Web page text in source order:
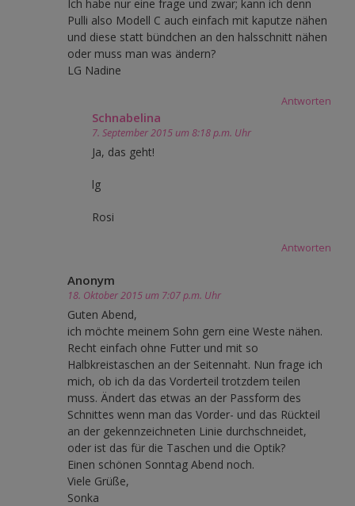
Ich habe nur eine frage und zwar; kann ich denn
Pulli also Modell C auch einfach mit kaputze nähen
und diese statt bündchen an den halsschnitt nähen
oder muss man was ändern?
LG Nadine
Antworten
Schnabelina
7. September 2015 um 8:18 p.m. Uhr
Ja, das geht!
lg
Rosi
Antworten
Anonym
18. Oktober 2015 um 7:07 p.m. Uhr
Guten Abend,
ich möchte meinem Sohn gern eine Weste nähen.
Recht einfach ohne Futter und mit so
Halbkreistaschen an der Seitennaht. Nun frage ich
mich, ob ich da das Vorderteil trotzdem teilen
muss. Ändert das etwas an der Passform des
Schnittes wenn man das Vorder- und das Rückteil
an der gekennzeichneten Linie durchschneidet,
oder ist das für die Taschen und die Optik?
Einen schönen Sonntag Abend noch.
Viele Grüße,
Sonka